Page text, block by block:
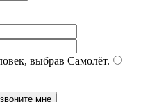
выбрав Самолёт.